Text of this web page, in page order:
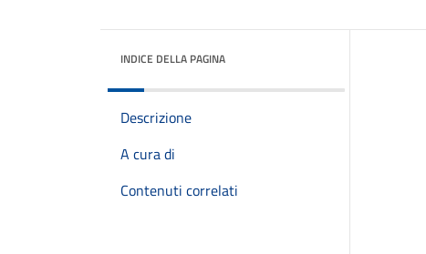
INDICE DELLA PAGINA
Descrizione
A cura di
Contenuti correlati